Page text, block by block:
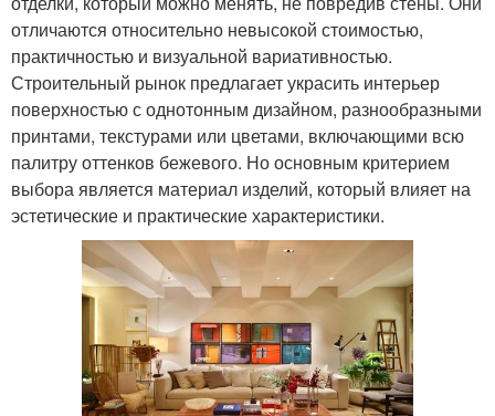
отличаются относительно невысокой стоимостью,
практичностью и визуальной вариативностью.
Строительный рынок предлагает украсить интерьер
поверхностью с однотонным дизайном, разнообразными
принтами, текстурами или цветами, включающими всю
палитру оттенков бежевого. Но основным критерием
выбора является материал изделий, который влияет на
эстетические и практические характеристики.